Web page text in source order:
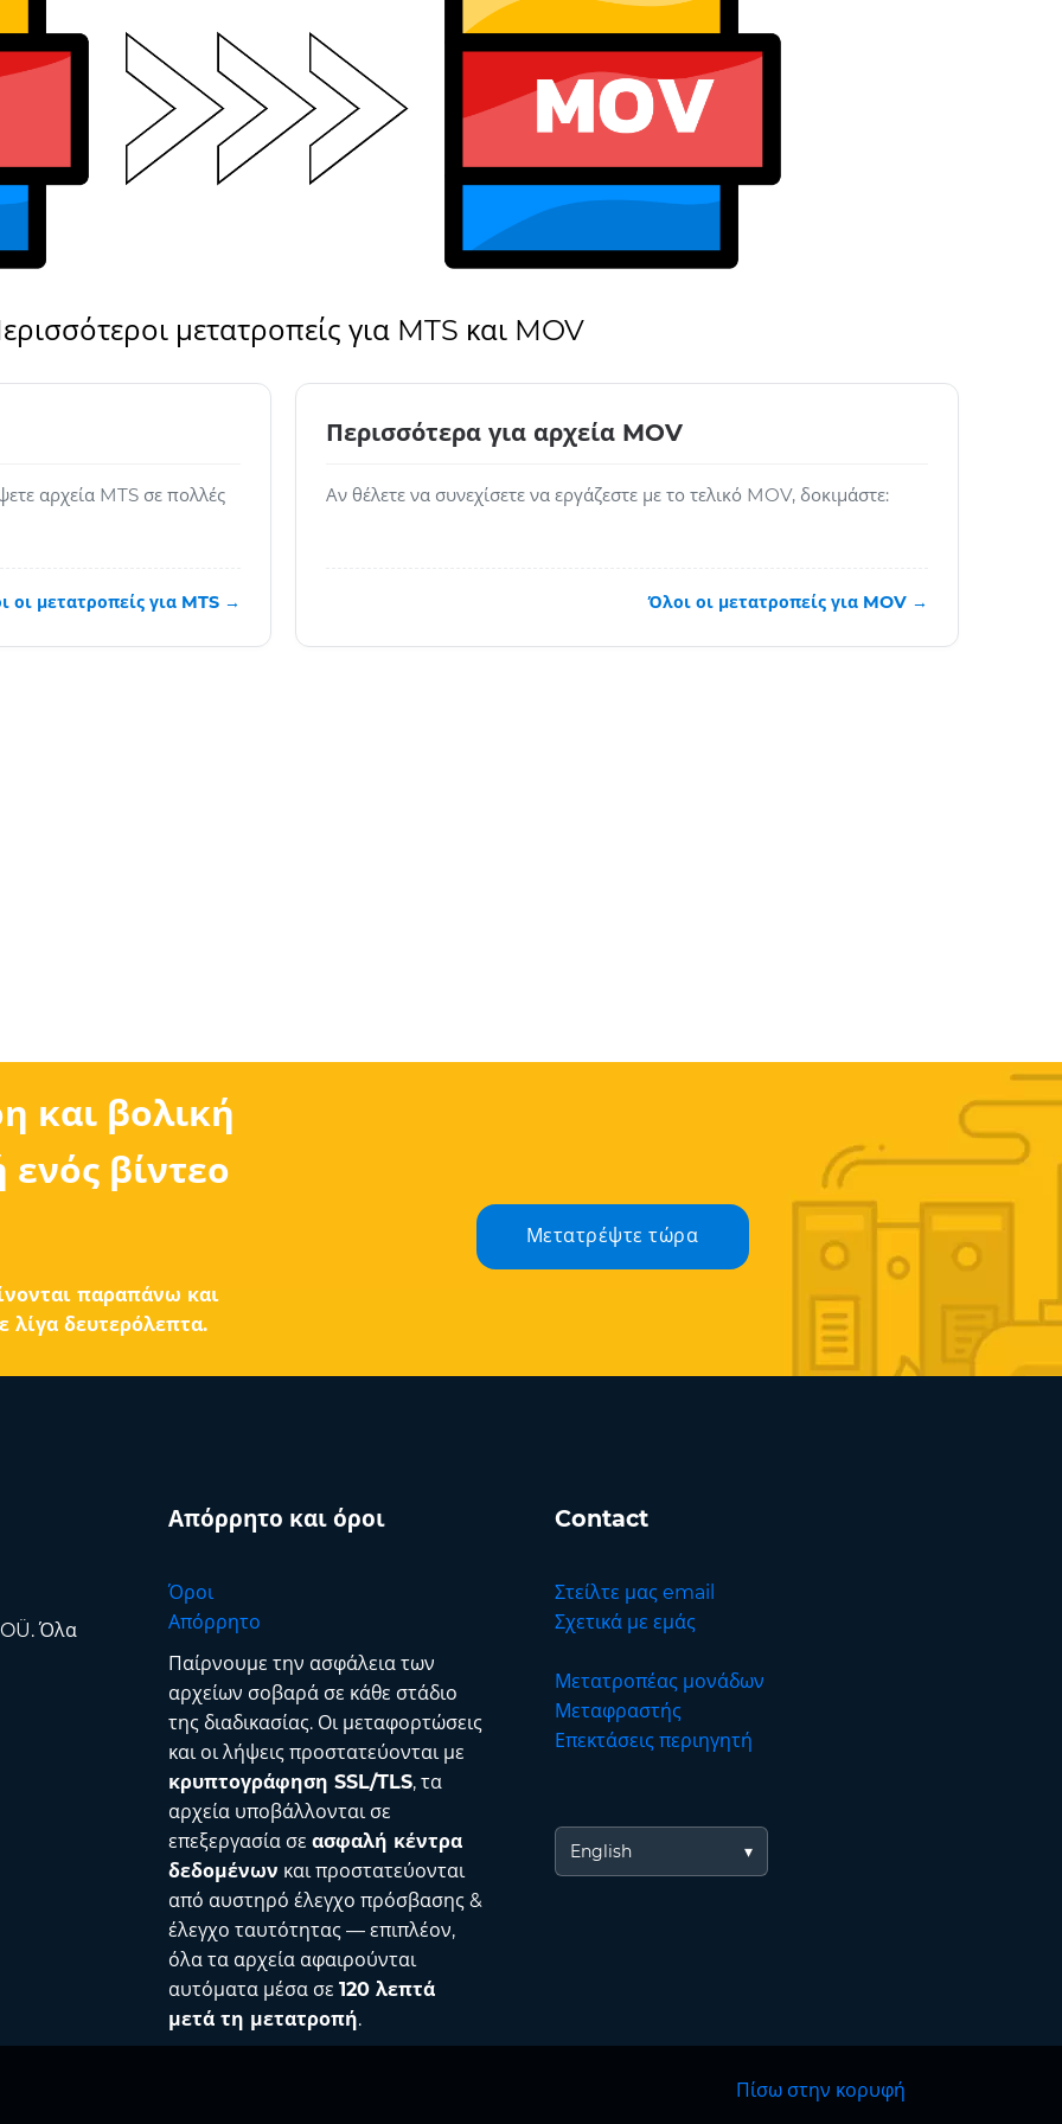
μετατροπείς για MTS και MOV
αρχεία MTS σε πολλές
οι μετατροπείς για MTS →
Περισσότερα για αρχεία MOV
Αν θέλετε να συνεχίσετε να εργάζεστε με το τελικό MOV, δοκιμάστε:
Όλοι οι μετατροπείς για MOV →
και βολική
βίντεο
παραπάνω και
λίγα δευτερόλεπτα.
Μετατρέψτε τώρα
Όλα
Απόρρητο και όροι
Όροι
Απόρρητο
Παίρνουμε την ασφάλεια των
αρχείων σοβαρά σε κάθε στάδιο
της διαδικασίας. Οι μεταφορτώσεις
και οι λήψεις προστατεύονται με
κρυπτογράφηση SSL/TLS, τα
αρχεία υποβάλλονται σε
επεξεργασία σε ασφαλή κέντρα
δεδομένων και προστατεύονται
από αυστηρό έλεγχο πρόσβασης &
έλεγχο ταυτότητας — επιπλέον,
όλα τα αρχεία αφαιρούνται
αυτόματα μέσα σε 120 λεπτά
μετά τη μετατροπή.
Contact
Στείλτε μας email
Σχετικά με εμάς
Μετατροπέας μονάδων
Μεταφραστής
Επεκτάσεις περιηγητή
English
Πίσω στην κορυφή